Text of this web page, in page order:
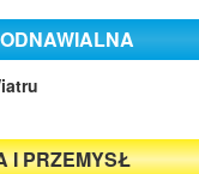
I PRZEMYSŁ